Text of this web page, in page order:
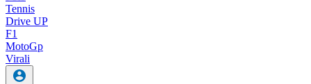
Tennis
Drive UP
F1
MotoGp
Virali